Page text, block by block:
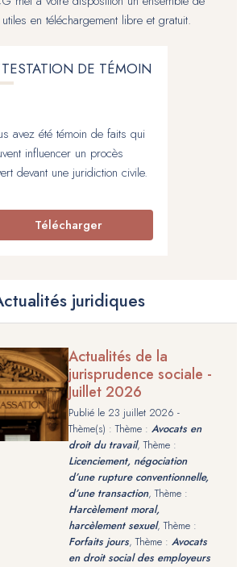
en téléchargement libre et gratuit.
DE TÉMOIN
avez été témoin de faits qui
influencer un procès
devant une juridiction civile.
Télécharger
juridiques
Actualités de la
jurisprudence sociale -
Juillet 2026
Publié le 23 juillet 2026 -
Thème(s) : Thème : Avocats en
droit du travail, Thème :
Licenciement, négociation
d’une rupture conventionnelle,
d’une transaction, Thème :
Harcèlement moral,
harcèlement sexuel, Thème :
Forfaits jours, Thème : Avocats
en droit social des employeurs